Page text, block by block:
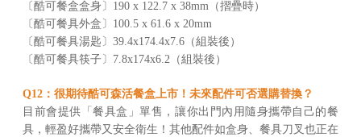
〔酷可餐盒盒身〕190 x 122.7 x 38mm（摺疊時）
〔酷可餐具外盒〕100.5 x 61.6 x 20mm
〔酷可餐具湯匙〕39.4x174.4x7.6（組裝後）
〔酷可餐具筷子〕7.8x174x6.2（組裝後）
Q12：很期待酷可森活餐盒上市！未來配件可否選購替換？
目前會提供「餐具盒」單售，讓你出門內用隨身攜帶自己的餐
具，輕盈好攜帶又安全衛生！其他配件如盒身、餐具刀叉也正在